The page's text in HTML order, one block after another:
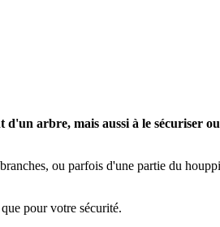
d'un arbre, mais aussi à le sécuriser
ou parfois d'une partie du
pour votre sécurité.